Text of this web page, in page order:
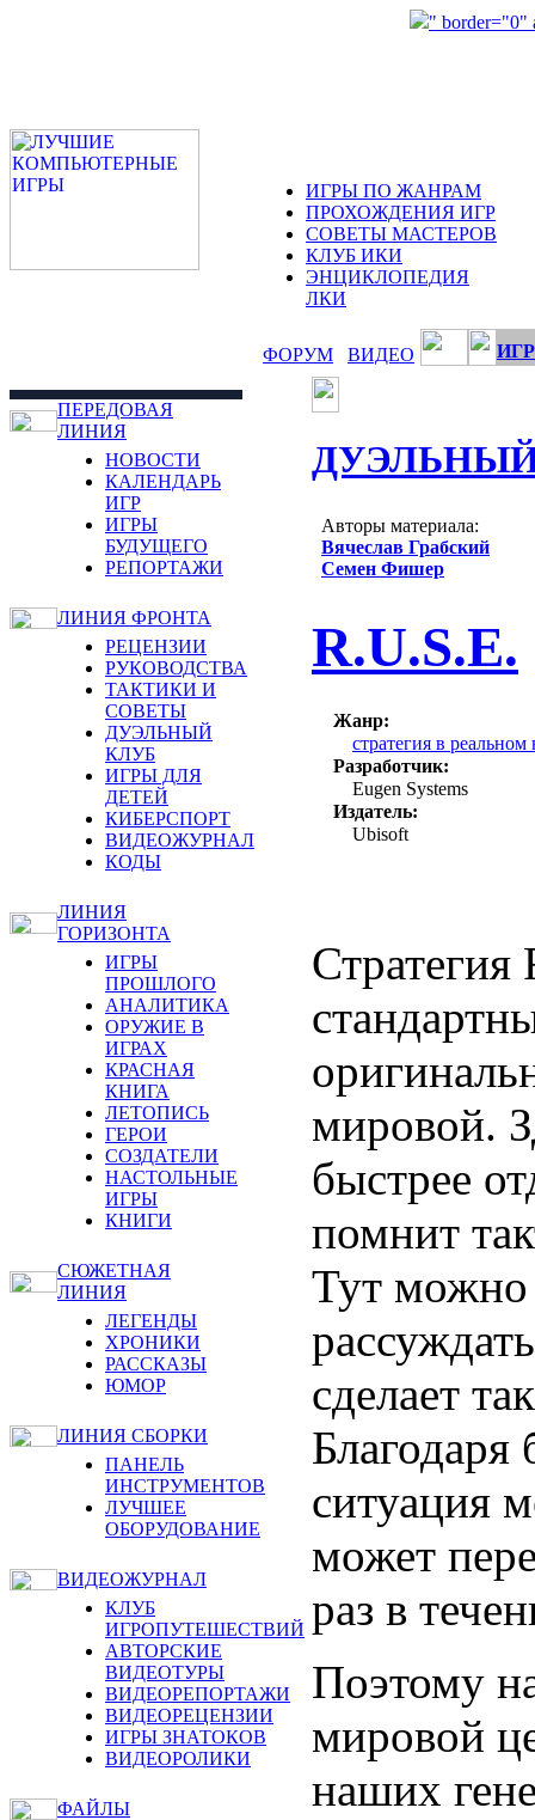
" border="0"
ИГРЫ ПО ЖАНРАМ
ПРОХОЖДЕНИЯ ИГР
СОВЕТЫ МАСТЕРОВ
КЛУБ ИКИ
ЭНЦИКЛОПЕДИЯ
ЛКИ
ФОРУМ ВИДЕО
ПЕРЕДОВАЯ
ЛИНИЯ
НОВОСТИ
КАЛЕНДАРЬ
ИГР
ИГРЫ
БУДУЩЕГО
РЕПОРТАЖИ
ЛИНИЯ ФРОНТА
РЕЦЕНЗИИ
РУКОВОДСТВА
ТАКТИКИ И
СОВЕТЫ
ДУЭЛЬНЫЙ
КЛУБ
ИГРЫ ДЛЯ
ДЕТЕЙ
КИБЕРСПОРТ
ВИДЕОЖУРНАЛ
КОДЫ
ЛИНИЯ
ГОРИЗОНТА
ИГРЫ
ПРОШЛОГО
АНАЛИТИКА
ОРУЖИЕ В
ИГРАХ
КРАСНАЯ
КНИГА
ЛЕТОПИСЬ
ГЕРОИ
СОЗДАТЕЛИ
НАСТОЛЬНЫЕ
ИГРЫ
КНИГИ
СЮЖЕТНАЯ
ЛИНИЯ
ЛЕГЕНДЫ
ХРОНИКИ
РАССКАЗЫ
ЮМОР
ЛИНИЯ СБОРКИ
ПАНЕЛЬ
ИНСТРУМЕНТОВ
ЛУЧШЕЕ
ОБОРУДОВАНИЕ
ВИДЕОЖУРНАЛ
КЛУБ
ИГРОПУТЕШЕСТВИЙ
АВТОРСКИЕ
ВИДЕОТУРЫ
ВИДЕОРЕПОРТАЖИ
ВИДЕОРЕЦЕНЗИИ
ИГРЫ ЗНАТОКОВ
ВИДЕОРОЛИКИ
ФАЙЛЫ
Авторы материала:
Вячеслав Грабский
Семен Фишер
R.U.S.E.
Жанр:
стратегия в
Разработчик:
Eugen Systems
Издатель:
Ubisoft
мировой.
быстрее
помнит
Тут можно
сделает
ситуация
может
раз в
Поэтому
мировой
наших